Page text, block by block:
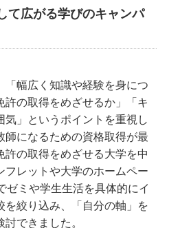
て広がる学びのキャンパ
「幅広く知識や経験を身につ
許の取得をめざせるか」「キ
気」というポイントを重視し
師になるための資格取得が最
許の取得をめざせる大学を中
フレットや大学のホームペー
ゼミや学生生活を具体的にイ
を絞り込み、「自分の軸」を
できました。